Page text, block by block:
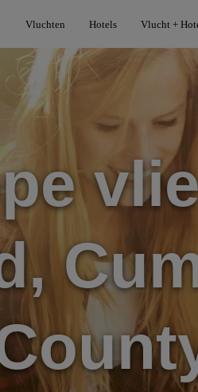
Vluchten Hotels Vlucht +